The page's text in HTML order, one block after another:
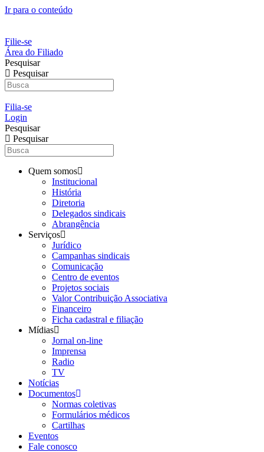
Ir para o conteúdo
Filie-se
Área do Filiado
Pesquisar
Pesquisar
Filia-se
Login
Pesquisar
Pesquisar
Quem somos
Institucional
História
Diretoria
Delegados sindicais
Abrangência
Serviços
Jurídico
Campanhas sindicais
Comunicação
Centro de eventos
Projetos sociais
Valor Contribuição Associativa
Financeiro
Ficha cadastral e filiação
Mídias
Jornal on-line
Imprensa
Radio
TV
Notícias
Documentos
Normas coletivas
Formulários médicos
Cartilhas
Eventos
Fale conosco